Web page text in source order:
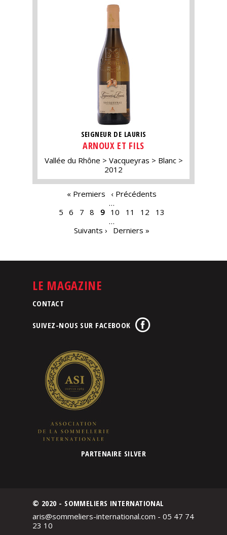
SEIGNEUR DE LAURIS
ARNOUX ET FILS
Vallée du Rhône Vacqueyras
Blanc
2012
« Premiers
‹ Précédents
…
5
6 7 8 9 10 11 12
13
…
Suivants ›
Derniers »
LE MAGAZINE
CONTACT
SUIVEZ-NOUS SUR FACEBOOK
PARTENAIRE SILVER
© 2020 - SOMMELIERS INTERNATIONAL
aris@sommeliers-international.com - 05 47 74
23 10